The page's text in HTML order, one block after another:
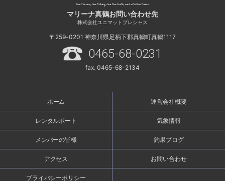
マリーナ真鶴お問い合わせ先
株式会社ユニマットプレシャス
〒259-0201 神奈川県足柄下郡真鶴町真鶴1117
0465-68-0231
fax. 0465-68-2134
ホーム 運営会社概要
レンタルボート 気象情報
メンバーの皆様 釣果ブログ
アクセス お問い合わせ
プライバシーポリシー